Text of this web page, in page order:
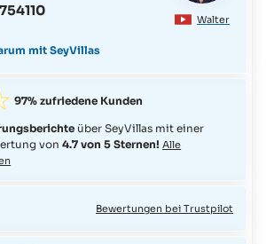
Walter
mit SeyVillas
97% zufriedene Kunden
über SeyVillas mit einer
von4.7 von 5 Sternen! Alle
Bewertungen bei Trustpilot